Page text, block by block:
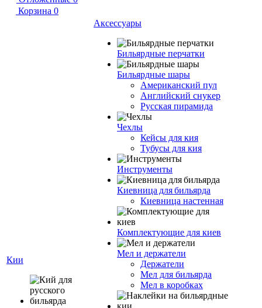
Корзина 0
Кии
Аксессуары
Бильярдные перчатки
Бильярдные шары
Американский пул
Английский снукер
Русская пирамида
Чехлы
Кейсы для кия
Тубусы для кия
Инструменты
Киевница для бильярда
Киевница настенная
Комплектующие для киев
Мел и держатели
Держатели
Мел для бильярда
Мел в коробках